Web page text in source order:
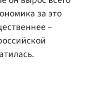
за это
–